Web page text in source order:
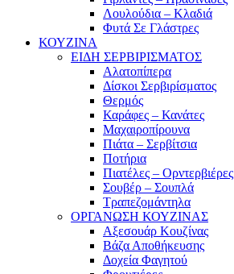
Λουλούδια – Κλαδιά
Φυτά Σε Γλάστρες
ΚΟΥΖΙΝΑ
ΕΙΔΗ ΣΕΡΒΙΡΙΣΜΑΤΟΣ
Αλατοπίπερα
Δίσκοι Σερβιρίσματος
Θερμός
Καράφες – Κανάτες
Μαχαιροπίρουνα
Πιάτα – Σερβίτσια
Ποτήρια
Πιατέλες – Ορντερβιέρες
Σουβέρ – Σουπλά
Τραπεζομάντηλα
ΟΡΓΑΝΩΣΗ ΚΟΥΖΙΝΑΣ
Αξεσουάρ Κουζίνας
Βάζα Αποθήκευσης
Δοχεία Φαγητού